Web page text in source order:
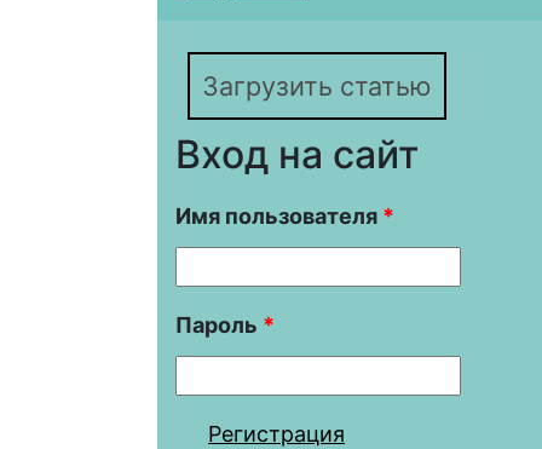
Загрузить статью
Вход на сайт
Имя пользователя *
Пароль *
Регистрация